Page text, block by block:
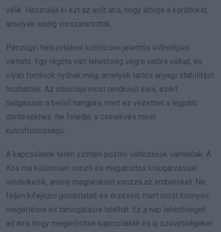
válik. Használja ki ezt az erőt arra, hogy áttörje a korlátokat,
amelyek eddig visszatartották.
Pénzügyi helyzetében különösen jelentős előrelépés
várható. Egy régóta várt lehetőség végre valóra válhat, és
olyan források nyílnak meg, amelyek tartós anyagi stabilitást
hozhatnak. Az intuíciója most rendkívül éles, ezért
hallgasson a belső hangjára, mert ez vezethet a legjobb
döntésekhez. Ne feledje, a cselekvés most
kulcsfontosságú.
A kapcsolatok terén szintén pozitív változások várhatóak. A
Kos ma különösen vonzó és magabiztos kisugárzással
rendelkezik, amely mágnesként vonzza az embereket. Ne
féljen kifejezni gondolatait és érzéseit, mert most könnyen
megértésre és támogatásra találhat. Ez a nap lehetőséget
ad arra, hogy megerősítse kapcsolatait és új szövetségeket